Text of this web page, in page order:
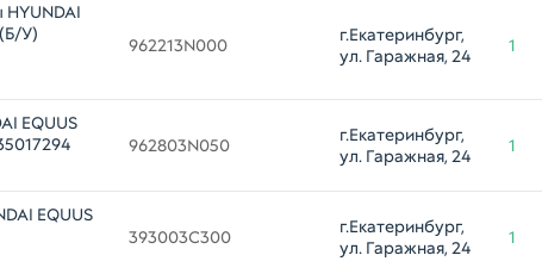
У)
962213N000
г.Екатеринбург,
ул. Гаражная, 24
1
EQUUS
962803N050
г.Екатеринбург,
ул. Гаражная, 24
1
EQUUS
393003C300
г.Екатеринбург,
ул. Гаражная, 24
1